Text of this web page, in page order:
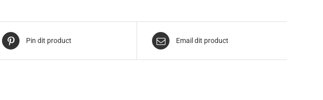
Pin dit product Email dit product